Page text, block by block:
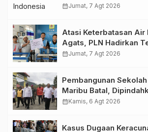
Warisan, Membangun
calendar_monthJumat, 7 Agt 2026
Atasi Keterbatasan Air
Agats, PLN Hadirkan
Desalinasi untuk
calendar_monthJumat, 7 Agt 2026
Pembangunan
Maribu Batal,
Tami, Ini Sebabnya
calendar_monthKamis, 6 Agt 2026
Kasus Dugaan